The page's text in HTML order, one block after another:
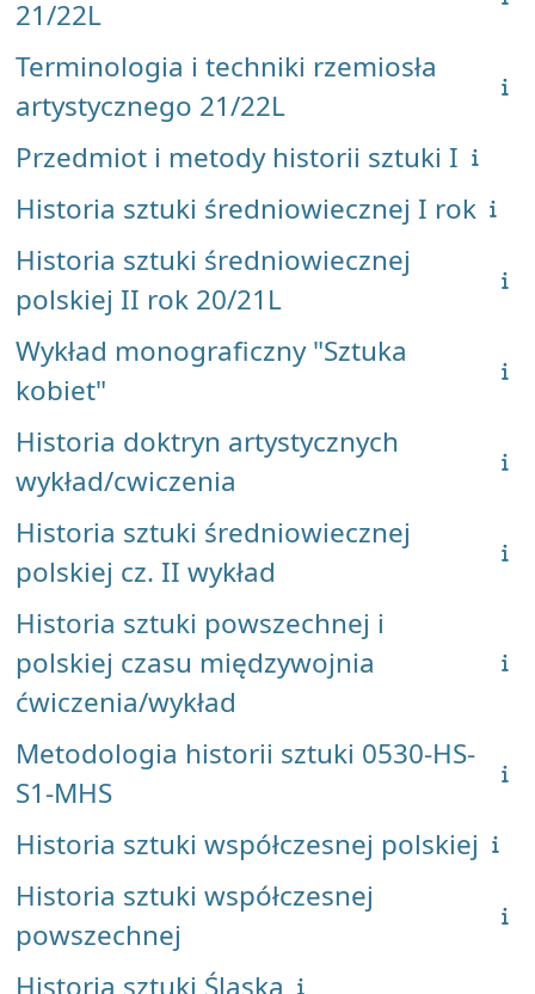
21/22L
Terminologia i techniki rzemiosła
artystycznego 21/22L
Przedmiot i metody historii sztuki I
Historia sztuki średniowiecznej I rok
Historia sztuki średniowiecznej
polskiej II rok 20/21L
Wykład monograficzny "Sztuka
kobiet"
Historia doktryn artystycznych
wykład/cwiczenia
Historia sztuki średniowiecznej
polskiej cz. II wykład
Historia sztuki powszechnej i
polskiej czasu międzywojnia
ćwiczenia/wykład
Metodologia historii sztuki 0530-HS-
S1-MHS
Historia sztuki współczesnej polskiej
Historia sztuki współczesnej
powszechnej
Historia sztuki Śląska